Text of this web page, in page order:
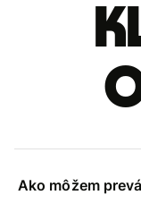
Ako môžem